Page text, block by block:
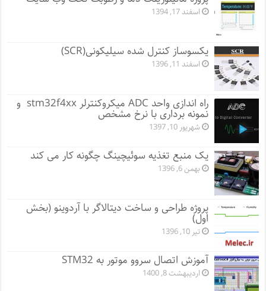
اسفند 17, 1394
یکسوساز کنترل شده سیلیکونی(SCR)
اسفند 11, 1396
راه اندازی واحد ADC میکروکنترلر stm32f4xx و
نمونه برداری با نرخ مشخص
شهریور 10, 1397
یک منبع تغذیه سوئیچینگ چگونه کار می کند
بهمن 6, 1396
پروژه طراحی و ساخت دیتالاگر با آردوینو (بخش
اول)
تیر 10, 1396
آموزش اتصال سروو موتور به STM32
اردیبهشت 8, 1400